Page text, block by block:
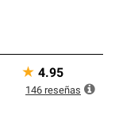
★ 4.95
146 reseñas